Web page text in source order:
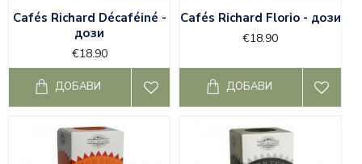
Cafés Richard Décaféiné -
дози
€18.90
ДОБАВИ
Cafés Richard Florio - дози
€18.90
ДОБАВИ